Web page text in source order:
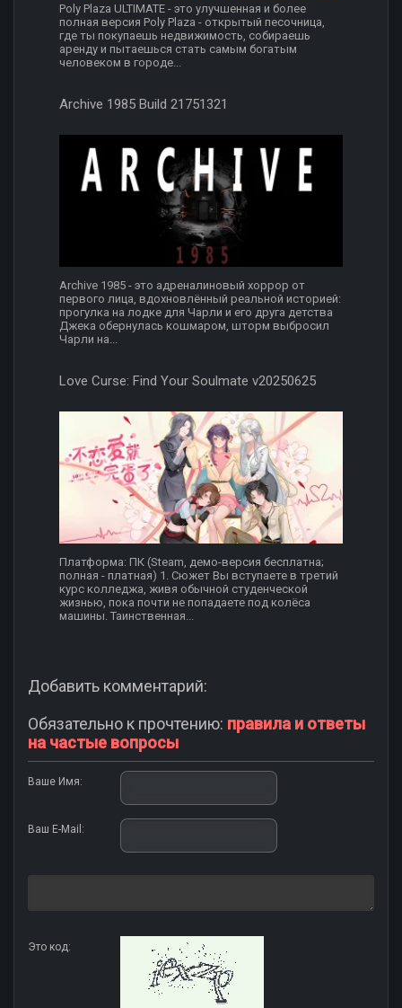
Poly Plaza ULTIMATE - это улучшенная и более
полная версия Poly Plaza - открытый песочница,
где ты покупаешь недвижимость, собираешь
аренду и пытаешься стать самым богатым
человеком в городе...
Archive 1985 Build 21751321
Archive 1985 - это адреналиновый хоррор от
первого лица, вдохновлённый реальной историей:
прогулка на лодке для Чарли и его друга детства
Джека обернулась кошмаром, шторм выбросил
Чарли на...
Love Curse: Find Your Soulmate v20250625
Платформа: ПК (Steam, демо-версия бесплатна;
полная - платная) 1. Сюжет Вы вступаете в третий
курс колледжа, живя обычной студенческой
жизнью, пока почти не попадаете под колёса
машины. Таинственная...
Добавить комментарий:
Обязательно к прочтению: правила и ответы
на частые вопросы
Ваше Имя:
Ваш E-Mail:
Это код: